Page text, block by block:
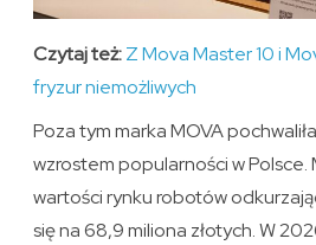
Czytaj też:Z Mova Master 10 i
fryzur niemożliwych
Poza tym marka MOVA
wzrostem popularności w Polsce.
wartości rynku robotów
się na 68,9 miliona złotych. W